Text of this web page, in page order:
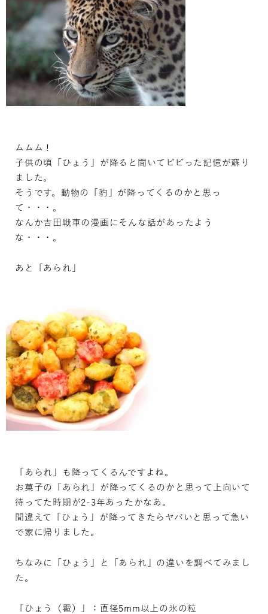
ムムム！
子供の頃「ひょう」が降ると聞いてビビった記憶が蘇り
ました。
そうです。動物の「豹」が降ってくるのかと思っ
て・・・。
なんか吉田戦車の漫画にそんな話があったよう
な・・・。
あと「あられ」
「あられ」も降ってくるんですよね。
お菓子の「あられ」が降ってくるのかと思って上向いて
待ってた時期が2-3年あったかなあ。
間違えて「ひょう」が降ってきたらヤバいと思って急い
で家に帰りました。
ちなみに「ひょう」と「あられ」の違いを調べてみまし
た。
「ひょう（雹）」：直径5mm以上の氷の粒